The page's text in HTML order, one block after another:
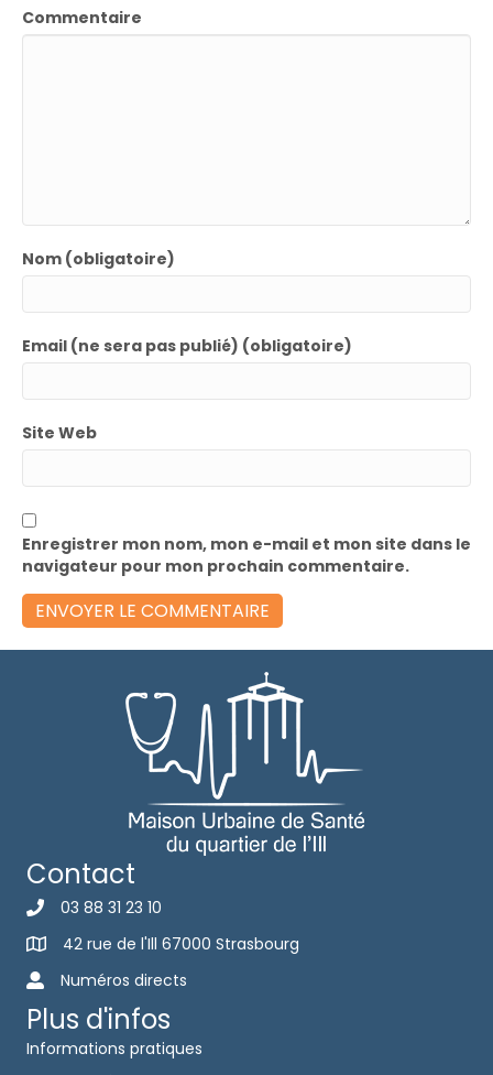
Commentaire
Nom (obligatoire)
Email (ne sera pas publié) (obligatoire)
Site Web
Enregistrer mon nom, mon e-mail et mon site dans le
navigateur pour mon prochain commentaire.
Contact
03 88 31 23 10
42 rue de l'Ill 67000 Strasbourg
Numéros directs
Plus d'infos
Informations pratiques